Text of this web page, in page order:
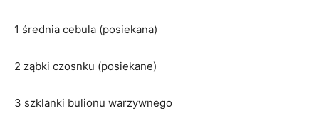
1 średnia cebula (posiekana)
2 ząbki czosnku (posiekane)
3 szklanki bulionu warzywnego